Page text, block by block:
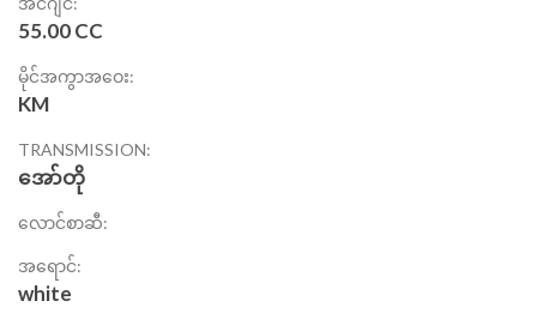
55.00 CC
မိုင်အကွာအဝေး:
KM
TRANSMISSION:
အော်တို
လောင်စာဆီ:
အရောင်:
white